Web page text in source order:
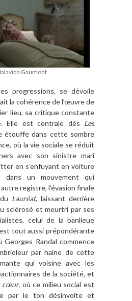
Gaumont
progressions, se dévoile
la cohérence de l’œuvre de
lieu, sa critique constante
Elle est centrale dès Les
étouffe dans cette sombre
où la vie sociale se réduit
avec son sinistre mari
en s’enfuyant en voiture
dans un mouvement qui
registre, l’évasion finale
Lauréat, laissant derrière
sclérosé et meurtri par ses
celui de la banlieue
tout aussi prépondérante
Georges Randal commence
par haine de cette
qui voisine avec les
de la société, et
cœur, où ce milieu social est
par le ton désinvolte et